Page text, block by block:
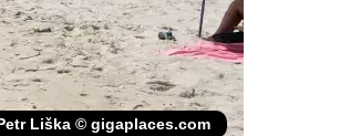
Liška © gigaplaces.com